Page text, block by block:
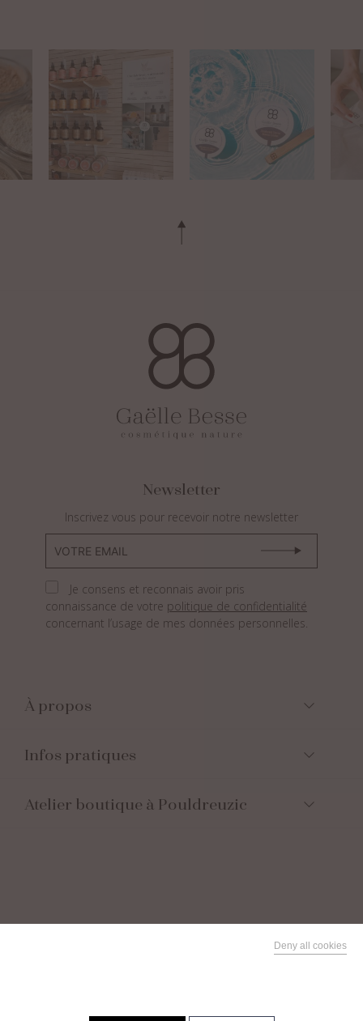
Newsletter
Inscrivez vous pour recevoir notre newsletter
Je consens et reconnais avoir pris
connaissance de votre politique de confidentialité
concernant l’usage de mes données personnelles.
À propos
Infos pratiques
Atelier boutique à Pouldreuzic
Deny all cookies